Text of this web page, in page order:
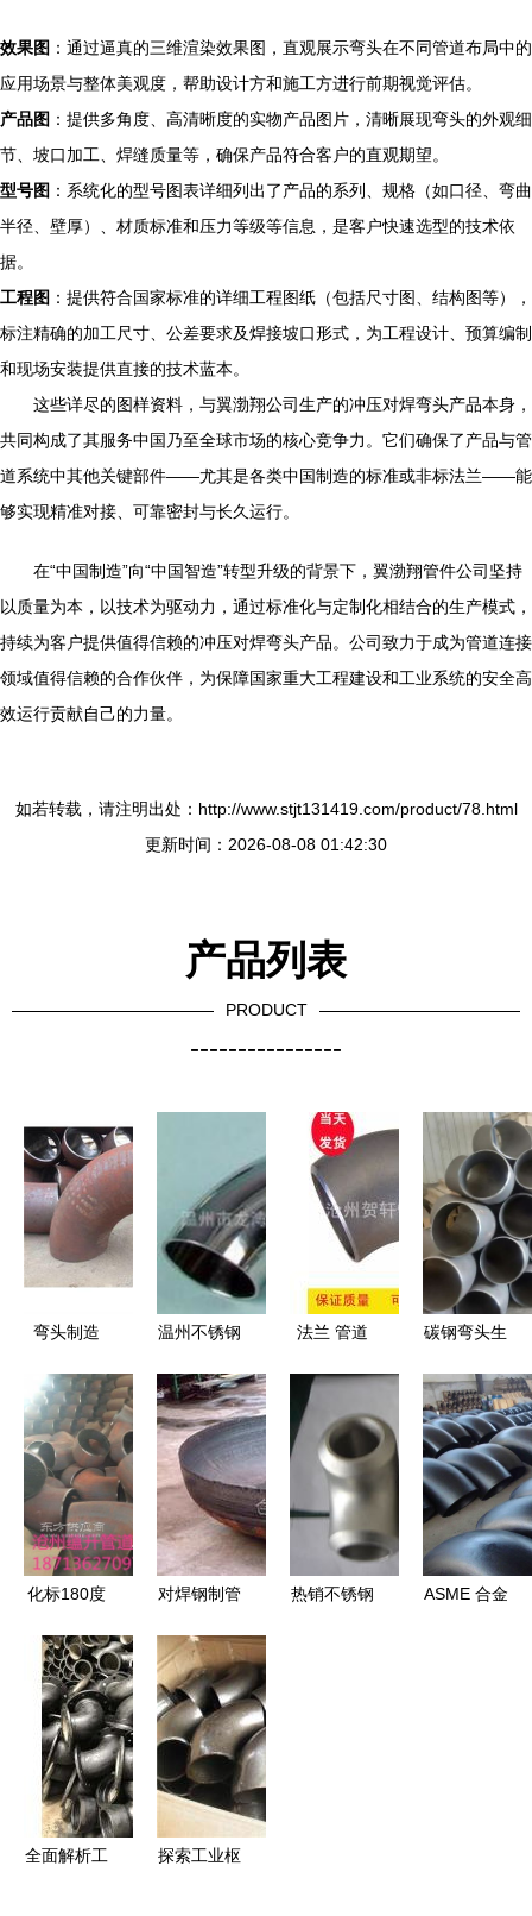
效果图 ：通过逼真的三维渲染效果图，直观展示弯头在不同管道布局中的
应用场景与整体美观度，帮助设计方和施工方进行前期视觉评估。
产品图 ：提供多角度、高清晰度的实物产品图片，清晰展现弯头的外观细
节、坡口加工、焊缝质量等，确保产品符合客户的直观期望。
型号图 ：系统化的型号图表详细列出了产品的系列、规格（如口径、弯曲
半径、壁厚）、材质标准和压力等级等信息，是客户快速选型的技术依
据。
工程图 ：提供符合国家标准的详细工程图纸（包括尺寸图、结构图等），
标注精确的加工尺寸、公差要求及焊接坡口形式，为工程设计、预算编制
和现场安装提供直接的技术蓝本。
这些详尽的图样资料，与翼渤翔公司生产的冲压对焊弯头产品本身，
共同构成了其服务中国乃至全球市场的核心竞争力。它们确保了产品与管
道系统中其他关键部件——尤其是各类中国制造的标准或非标法兰——能
够实现精准对接、可靠密封与长久运行。
在“中国制造”向“中国智造”转型升级的背景下，翼渤翔管件公司坚持
以质量为本，以技术为驱动力，通过标准化与定制化相结合的生产模式，
持续为客户提供值得信赖的冲压对焊弯头产品。公司致力于成为管道连接
领域值得信赖的合作伙伴，为保障国家重大工程建设和工业系统的安全高
效运行贡献自己的力量。
如若转载，请注明出处：http://www.stjt131419.com/product/78.html
更新时间：2026-08-08 01:42:30
产品列表
PRODUCT
----------------
弯头制造
制造厂
温州不锈钢
应、批发与
价格全面解
析
法兰 管道
碳钢弯头生
制与异形弯
头的专业解
决方案
化标180度
产厂家加密
成型工艺解
析
对焊钢制管
弯头价格与
三通管件规
格全解析
热销不锈钢
ASME 合金
全面解析工
探索工业枢